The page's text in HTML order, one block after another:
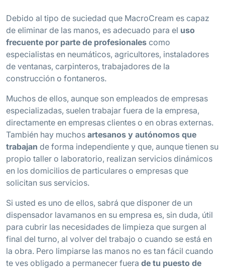
Debido al tipo de suciedad que MacroCream es capaz
de eliminar de las manos, es adecuado para el uso
frecuente por parte de profesionales como
especialistas en neumáticos, agricultores, instaladores
de ventanas, carpinteros, trabajadores de la
construcción o fontaneros.
Muchos de ellos, aunque son empleados de empresas
especializadas, suelen trabajar fuera de la empresa,
directamente en empresas clientes o en obras externas.
También hay muchos artesanos y autónomos que
trabajan de forma independiente y que, aunque tienen su
propio taller o laboratorio, realizan servicios dinámicos
en los domicilios de particulares o empresas que
solicitan sus servicios.
Si usted es uno de ellos, sabrá que disponer de un
dispensador lavamanos en su empresa es, sin duda, útil
para cubrir las necesidades de limpieza que surgen al
final del turno, al volver del trabajo o cuando se está en
la obra. Pero limpiarse las manos no es tan fácil cuando
te ves obligado a permanecer fuera de tu puesto de